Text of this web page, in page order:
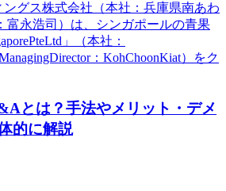
グス株式会社（本社：兵庫県南あわ
富永浩司）は、シンガポールの青果
」（本社：
：KohChoonKiat）をク
とは？手法やメリット・デメ
的に解説